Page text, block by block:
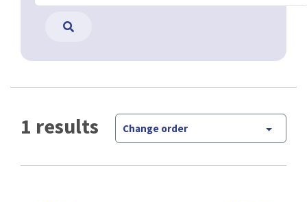
1 results Change order